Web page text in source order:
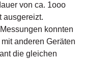
von ca. 1ooo
ausgereizt.
konnten
anderen Geräten
die gleichen